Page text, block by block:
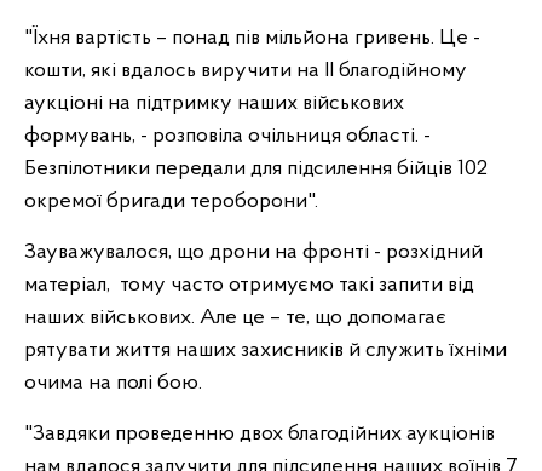
"Їхня вартість – понад пів мільйона гривень. Це -
кошти, які вдалось виручити на ІІ благодійному
аукціоні на підтримку наших військових
формувань, - розповіла очільниця області. -
Безпілотники передали для підсилення бійців 102
окремої бригади тероборони".
Зауважувалося, що дрони на фронті - розхідний
матеріал, тому часто отримуємо такі запити від
наших військових. Але це – те, що допомагає
рятувати життя наших захисників й служить їхніми
очима на полі бою.
"Завдяки проведенню двох благодійних аукціонів